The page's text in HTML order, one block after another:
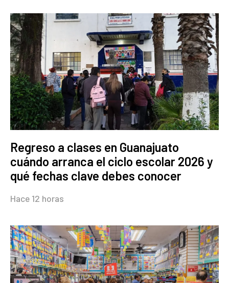
Regreso a clases en Guanajuato
cuándo arranca el ciclo escolar 2026 y
qué fechas clave debes conocer
Hace 12 horas